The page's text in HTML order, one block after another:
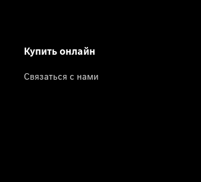
Купить онлайн
Связаться с нами